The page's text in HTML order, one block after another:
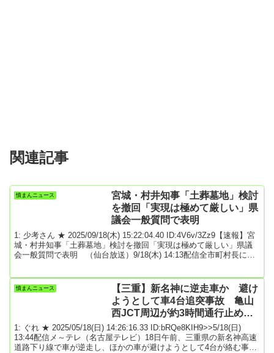
関連記事
憤まんニュース
宮城・村井知事「土葬墓地」検討
を撤回「実現は極めて厳しい」県
議会一般質問で表明
1: 少考さん ★ 2025/09/18(木) 15:22:04.40 ID:4V6v/3Zz9【速報】宮
城・村井知事「土葬墓地」検討を撤回「実現は極めて厳しい」県議
会一般質問で表明 （仙台放送）9/18(木) 14:13配信全市町村長に確
を示した。村井知事は「市町村長に電話で確認したところ、受け入
れられないという答えばかりだった。実現は極めて厳しい状況にあ
憤まんニュース
【三重】新名神に逆走車か 避け
ようとして車4台追突事故 亀山
西JCT周辺が約3時間通行止め
に 逆走車の姿なし
1: ぐれ ★ 2025/05/18(日) 14:26:16.33 ID:bRQe8KIH9>>5/18(日)
13:44配信メ～テレ（名古屋テレビ）18日午前、三重県の新名神高速
道路下り線で車が逆走し、ほかの車が避けようとして4台が絡む事故